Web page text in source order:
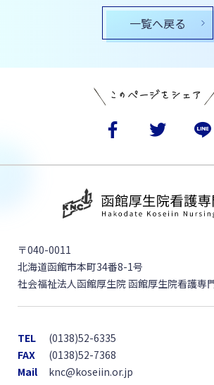
一覧へ戻る
〒040-0011
北海道函館市本町34番8-1号
社会福祉法人函館厚生院 函館厚生院看護専
TEL
(0138)52-6335
FAX
(0138)52-7368
Mail
knc@koseiin.or.jp